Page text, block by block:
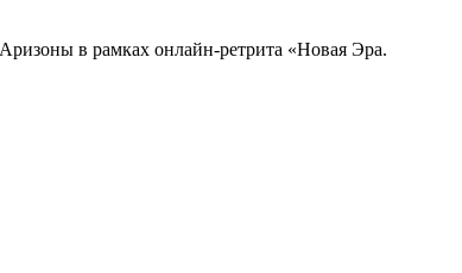
в рамках онлайн-ретрита «Новая Эра.